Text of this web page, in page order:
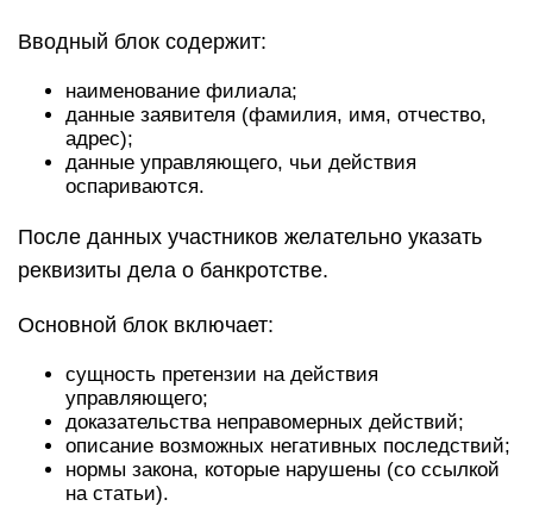
Вводный блок содержит:
наименование филиала;
данные заявителя (фамилия, имя, отчество,
адрес);
данные управляющего, чьи действия
оспариваются.
После данных участников желательно указать
реквизиты дела о банкротстве.
Основной блок включает:
сущность претензии на действия
управляющего;
доказательства неправомерных действий;
описание возможных негативных последствий;
нормы закона, которые нарушены (со ссылкой
на статьи).